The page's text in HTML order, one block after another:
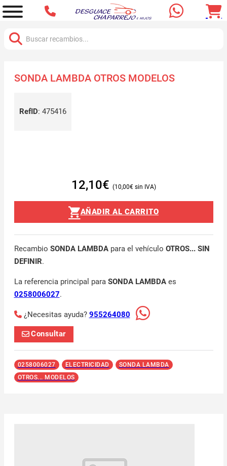
SONDA LAMBDA OTROS MODELOS
RefID: 475416
12,10€ 10,00€
AÑADIR AL CARRITO
Recambio SONDA LAMBDApara el vehículo OTROS... SIN
DEFINIR.
La referencia principal para SONDA LAMBDAes
0258006027.
¿Necesitas ayuda? 955264080
Consultar
0258006027 ELECTRICIDAD
SONDA LAMBDA
OTROS... MODELOS